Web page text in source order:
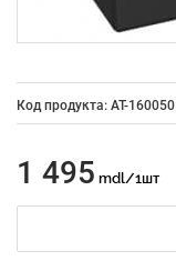
Код продукта: AT-160050
1 495 mdl/1шт